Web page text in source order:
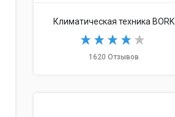
Климатическая техника BORK
1620 Отзывов